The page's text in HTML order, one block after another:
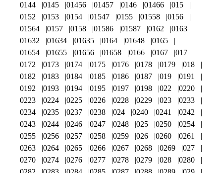
0144
0145 01456 01457 0146 01466
015
0152
0153 0154 01547 0155 01558
0156
01564
0157 0158 01586 01587 0162
0163
01632
01634 01635 0164 01648
0165
01654
01655 01656 01658 0166 0167
017
0172
0173 0174 0175 0176 0178 0179
018
0182
0183 0184 0185 0186 0187 019
0191
0192
0193 0194 0195 0197 0198 022
0220
0223
0224 0225 0226 0228 0229 023
0233
0234
0235 0237 0238 024 0240 0241
0242
0243
0244 0246 0247 0248 025 0250
0254
0255
0256 0257 0258 0259 026 0260
0261
0263
0264 0265 0266 0267 0268 0269
027
0270
0274 0276 0277 0278 0279 028
0280